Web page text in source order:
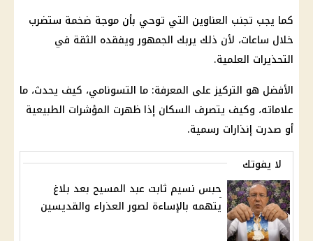
كما يجب تجنب العناوين التي توحي بأن موجة ضخمة ستضرب
خلال ساعات، لأن ذلك يربك الجمهور ويفقده الثقة في
التحذيرات العلمية.
الأفضل هو التركيز على المعرفة: ما التسونامي، كيف يحدث، ما
علاماته، وكيف يتصرف السكان إذا ظهرت المؤشرات الطبيعية
أو صدرت إنذارات رسمية.
لا يفوتك
حبس نسيم ثابت عبد المسيح بعد بلاغ
يتهمه بالإساءة لصور العذراء والقديسين